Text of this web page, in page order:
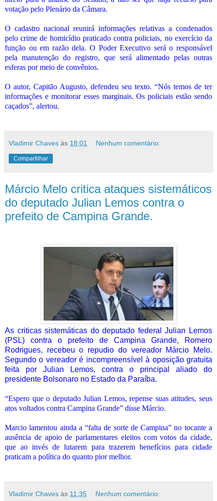
votação pelo Plenário da Câmara.
O cadastro nacional reunirá informações relativas a condenados
pelo crime de homicídio praticado contra policiais, no exercício da
função ou em razão dela. O Poder Executivo será o responsável
pela manutenção do registro, que será alimentado pelas outras
esferas por meio de convênios.
O autor, Capitão Augusto, defendeu seu texto. “Nós temos de ter
informações e monitorar esses marginais. Os policiais estão sendo
caçados”, alertou.
Vladimir Chaves às 18:01 Nenhum comentário:
Compartilhar
Márcio Melo critica ataques sistemáticos
do deputado Julian Lemos contra o
prefeito de Campina Grande.
As criticas sistemáticas do deputado federal Julian Lemos
(PSL) contra o prefeito de Campina Grande, Romero
Rodrigues, recebeu o repudio do vereador Márcio Melo.
Segundo o vereador é incompreensível à oposição gratuita
feita por Julian Lemos, contra o principal aliado do
presidente Bolsonaro no Estado da Paraíba.
“Espero que o deputado Julian Lemos, repense suas atitudes, seus
atos voltados contra Campina Grande” disse Márcio.
Marcio lamentou ainda a “falta de sorte de Campina” no tocante a
ausência de apoio de parlamentares eleitos com votos da cidade,
que ao invés de lutarem para trazerem benefícios para cidade
praticam a política do quanto pior melhor.
Vladimir Chaves às 11:35 Nenhum comentário: